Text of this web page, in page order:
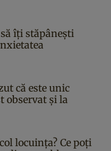
îți stăpânești
că este unic
observat și la
locuința? Ce poți